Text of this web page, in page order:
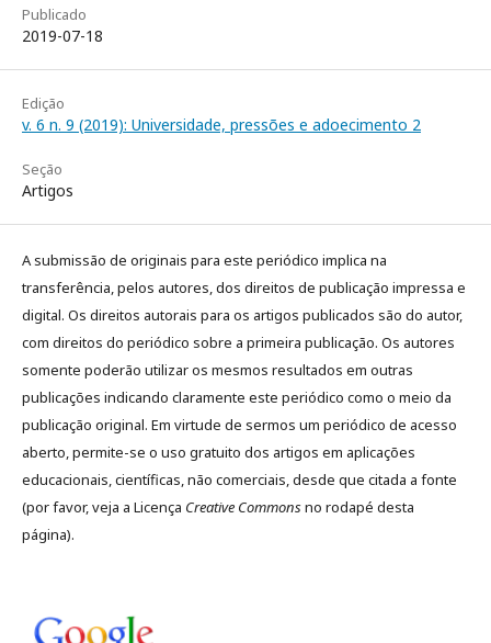
Publicado
2019-07-18
Edição
v. 6 n. 9 (2019): Universidade, pressões e adoecimento 2
Seção
Artigos
A submissão de originais para este periódico implica na
transferência, pelos autores, dos direitos de publicação impressa e
digital. Os direitos autorais para os artigos publicados são do autor,
com direitos do periódico sobre a primeira publicação. Os autores
somente poderão utilizar os mesmos resultados em outras
publicações indicando claramente este periódico como o meio da
publicação original. Em virtude de sermos um periódico de acesso
aberto, permite-se o uso gratuito dos artigos em aplicações
educacionais, científicas, não comerciais, desde que citada a fonte
(por favor, veja a Licença Creative Commonsno rodapé desta
página).